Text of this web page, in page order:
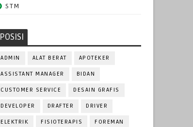
STM
POSISI
ADMIN ALAT BERAT APOTEKER
ASSISTANT MANAGER BIDAN
CUSTOMER SERVICE DESAIN GRAFIS
DEVELOPER DRAFTER DRIVER
ELEKTRIK FISIOTERAPIS FOREMAN